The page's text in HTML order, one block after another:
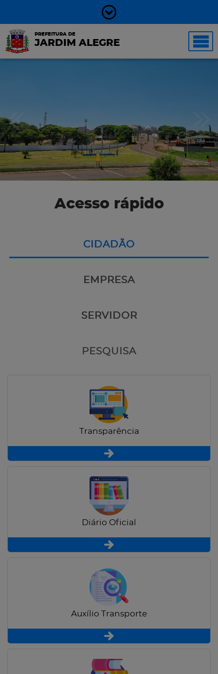
PREFEITURA DE
JARDIM ALEGRE
Acesso rápido
CIDADÃO
EMPRESA
SERVIDOR
PESQUISA
Transparência
Diário Oficial
Auxílio Transporte